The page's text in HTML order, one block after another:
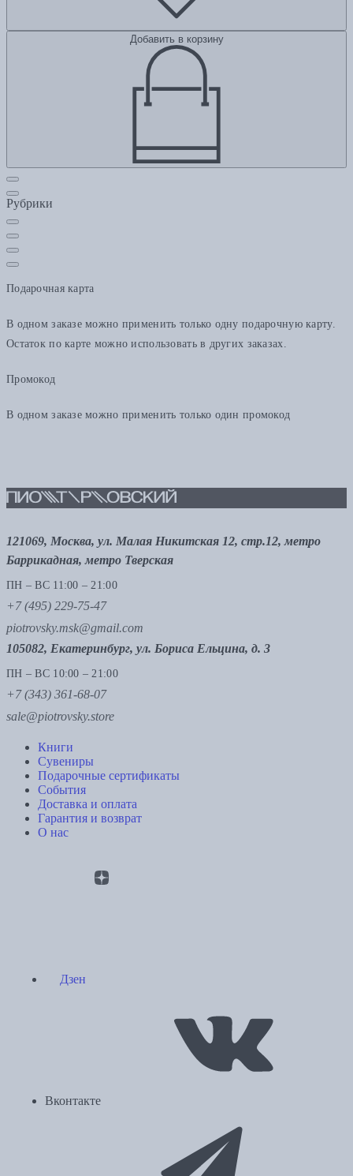
Добавить в корзину
Рубрики
Подарочная карта
В одном заказе можно применить только одну подарочную карту.
Остаток по карте можно использовать в других заказах.
Промокод
В одном заказе можно применить только один промокод
121069, Москва, ул. Малая Никитская 12, стр.12, метро
Баррикадная, метро Тверская
ПН – ВС 11:00 – 21:00
+7 (495) 229-75-47
piotrovsky.msk@gmail.com
105082, Екатеринбург, ул. Бориса Ельцина, д. 3
ПН – ВС 10:00 – 21:00
+7 (343) 361-68-07
sale@piotrovsky.store
Книги
Сувениры
Подарочные сертификаты
События
Доставка и оплата
Гарантия и возврат
О нас
Дзен
Вконтакте